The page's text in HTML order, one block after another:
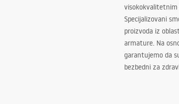
Specijalizovani
proizvoda iz
armature. Na
garantujemo da
bezbedni za